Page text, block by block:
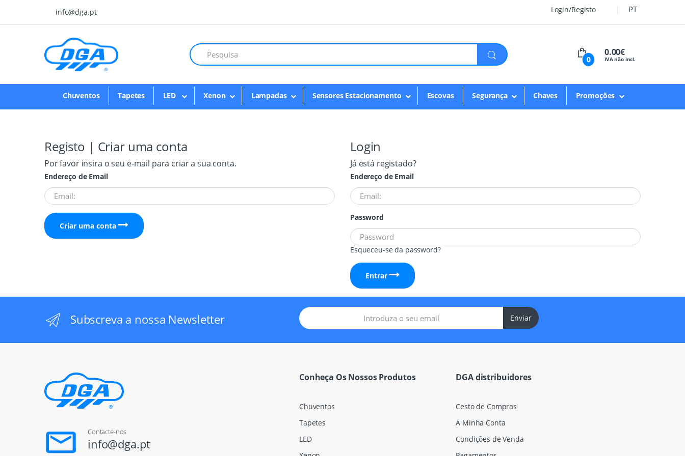
info@dga.pt Login/Registo PT
0
0.00€
IVA não incl.
Chuventos Tapetes LED Xenon Lampadas Sensores Estacionamento Escovas Segurança Chaves Promoções
Registo | Criar uma conta
Por favor insira o seu e-mail para criar a sua conta.
Endereço de Email
Criar uma conta
Login
Já está registado?
Endereço de Email
Password
Esqueceu-se da password?
Entrar
Subscreva a nossa Newsletter Enviar
Contacte-nos
info@dga.pt
Conheça Os Nossos Produtos
Chuventos
Tapetes
LED
DGA distribuidores
Cesto de Compras
A Minha Conta
Condições de Venda